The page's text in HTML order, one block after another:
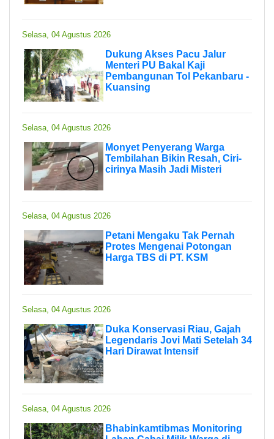
Selasa, 04 Agustus 2026
Dukung Akses Pacu Jalur
Menteri PU Bakal Kaji
Pembangunan Tol Pekanbaru -
Kuansing
Selasa, 04 Agustus 2026
Monyet Penyerang Warga
Tembilahan Bikin Resah, Ciri-
cirinya Masih Jadi Misteri
Selasa, 04 Agustus 2026
Petani Mengaku Tak Pernah
Protes Mengenai Potongan
Harga TBS di PT. KSM
Selasa, 04 Agustus 2026
Duka Konservasi Riau, Gajah
Legendaris Jovi Mati Setelah 34
Hari Dirawat Intensif
Selasa, 04 Agustus 2026
Bhabinkamtibmas Monitoring